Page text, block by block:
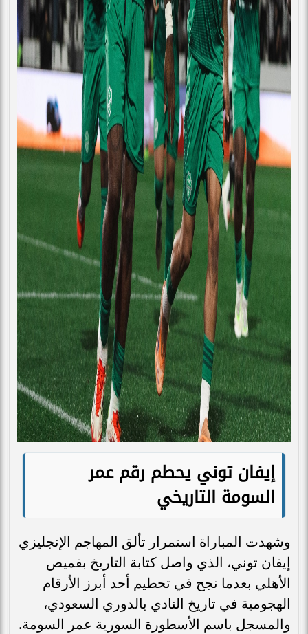
إيفان توني يحطم رقم عمر
السومة التاريخي
وشهدت المباراة استمرار تألق المهاجم الإنجليزي
إيفان توني، الذي واصل كتابة التاريخ بقميص
الأهلي بعدما نجح في تحطيم أحد أبرز الأرقام
الهجومية في تاريخ النادي بالدوري السعودي،
والمسجل باسم الأسطورة السورية عمر السومة.